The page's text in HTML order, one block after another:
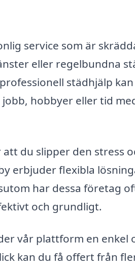
service som är
eller regelbundna
städhjälp
hobbyer eller tid
du slipper den stress
erbjuder flexibla
har dessa företag
och grundligt.
vår plattform en enkel
kan du få offert från